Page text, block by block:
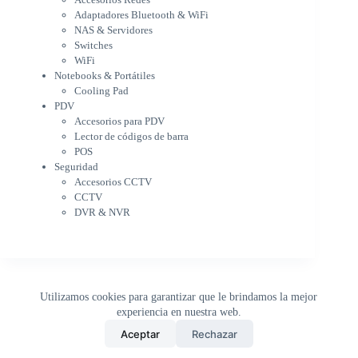
Utilizamos cookies para garantizar que le brindamos la mejor
experiencia en nuestra web.
Aceptar Rechazar
Notebooks & Portátiles
Cargador para notebook
Cooling Pad
PDV
Accesorios para PDV
Lector de códigos de barra
POS
Seguridad
Accesorios CCTV
CCTV
DVR & NVR
Sin categorizar
Adaptadores Bluetooth & WiFi
NAS & Servidores
Switches
WiFi
Notebooks & Portátiles
Cooling Pad
PDV
Accesorios para PDV
Lector de códigos de barra
POS
Seguridad
Accesorios CCTV
CCTV
DVR & NVR